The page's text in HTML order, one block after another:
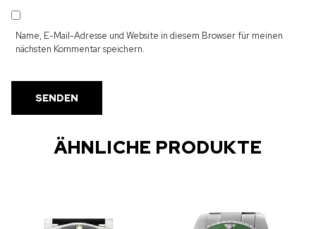
Name, E-Mail-Adresse und Website in diesem Browser für meinen
nächsten Kommentar speichern.
ÄHNLICHE PRODUKTE